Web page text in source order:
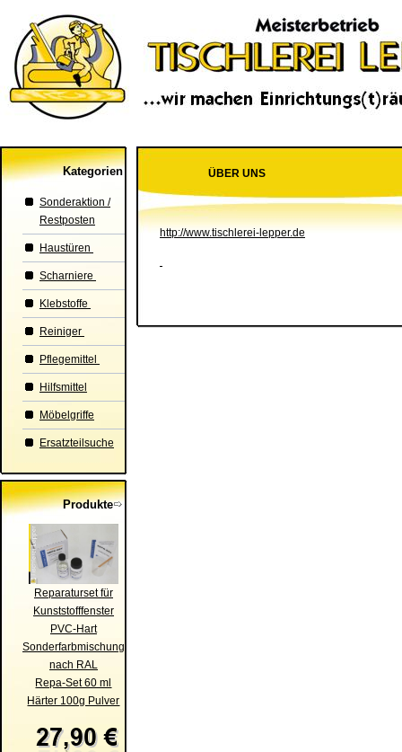
Kategorien
Sonderaktion /
Restposten
Haustüren
Scharniere
Klebstoffe
Reiniger
Pflegemittel
Hilfsmittel
Möbelgriffe
Ersatzteilsuche
Produkte
Reparaturset für
Kunststofffenster
PVC-Hart
Sonderfarbmischung
nach RAL
Repa-Set 60 ml
Härter 100g Pulver
ÜBER UNS
http://www.tischlerei-lepper.de